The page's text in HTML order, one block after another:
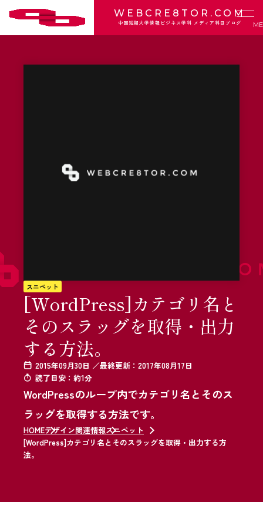
WEBCRE8TOR.COM
中国短期大学情報ビジネス学科 メディア科目ブログ
スニペット
[WordPress]カテゴリ名と
そのスラッグを取得・出力
する方法。
2015年09月30日 ／最終更新：2017年08月17日
読了目安：約1分
WordPressのループ内でカテゴリ名とそのス
ラッグを取得する方法です。
HOMEデザイン関連情報スニペット
[WordPress]カテゴリ名とそのスラッグを取得・出力する方
法。